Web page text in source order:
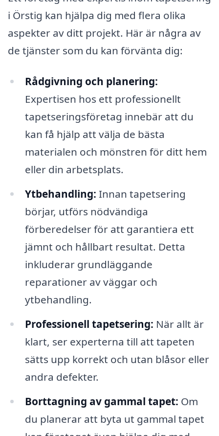
i Örstig kan hjälpa dig med flera olika
aspekter av ditt projekt. Här är några av
de tjänster som du kan förvänta dig:
Rådgivning och planering:
Expertisen hos ett professionellt
tapetseringsföretag innebär att du
kan få hjälp att välja de bästa
materialen och mönstren för ditt hem
eller din arbetsplats.
Ytbehandling: Innan tapetsering
börjar, utförs nödvändiga
förberedelser för att garantiera ett
jämnt och hållbart resultat. Detta
inkluderar grundläggande
reparationer av väggar och
ytbehandling.
Professionell tapetsering: När allt är
klart, ser experterna till att tapeten
sätts upp korrekt och utan blåsor eller
andra defekter.
Borttagning av gammal tapet: Om
du planerar att byta ut gammal tapet